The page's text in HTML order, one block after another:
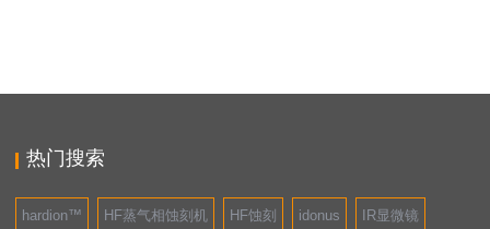
热门搜索
hardion™ HF蒸气相蚀刻机 HF蚀刻 idonus IR显微镜